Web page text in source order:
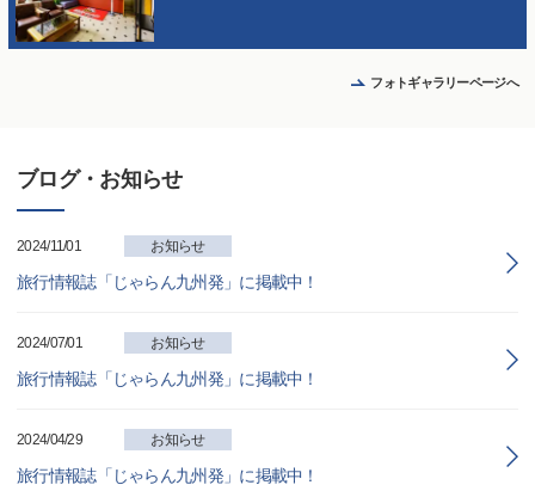
フォトギャラリーページへ
ブログ・お知らせ
2024/11/01 お知らせ
旅行情報誌「じゃらん九州発」に掲載中！
2024/07/01 お知らせ
旅行情報誌「じゃらん九州発」に掲載中！
2024/04/29 お知らせ
旅行情報誌「じゃらん九州発」に掲載中！